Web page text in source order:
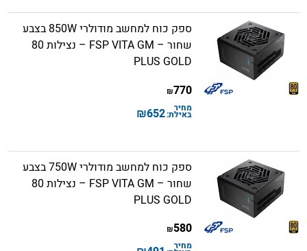
ספק כוח למחשב מודולרי 850W בצבע
שחור – FSP VITA GM – נצילות 80
PLUS GOLD
770
₪
מחיר
באילת:652
₪
ספק כוח למחשב מודולרי 750W בצבע
שחור – FSP VITA GM – נצילות 80
PLUS GOLD
580
₪
מחיר